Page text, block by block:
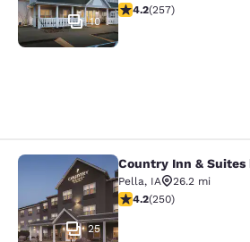
10
calificación de 4.19
4.2(257)
Country Inn & Suites
25
Country Inn & Suites
Pella, IA
26.2 mi
calificación de 4.24
4.2(250)